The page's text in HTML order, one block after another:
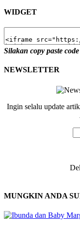
WIDGET
Silakan copy paste
NEWSLETTER
Ingin selalu update
MUNGKIN ANDA